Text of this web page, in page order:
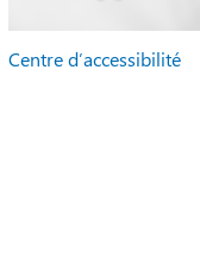
Centre d’accessibilité